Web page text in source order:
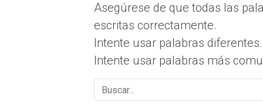
Asegúrese de que todas las
escritas correctamente.
Intente usar palabras diferentes.
Intente usar palabras más